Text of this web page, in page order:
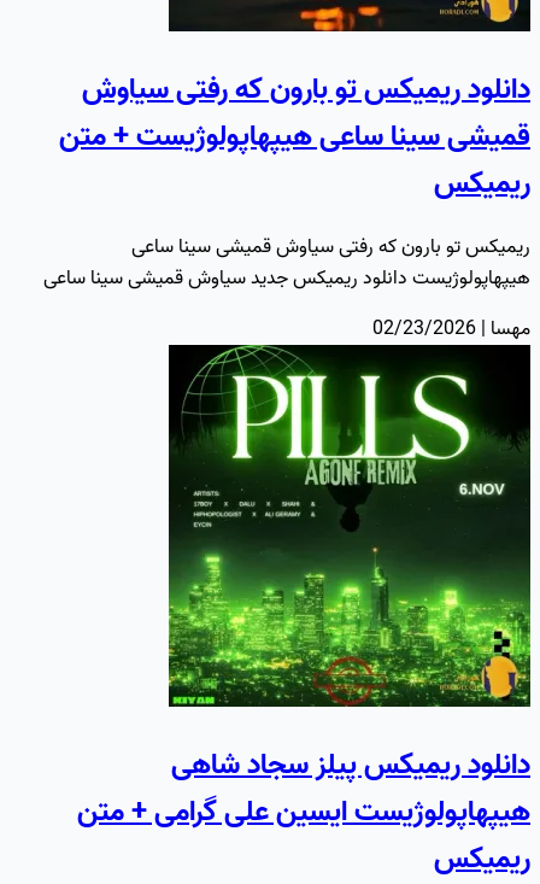
دانلود ریمیکس تو بارون که رفتی سیاوش
قمیشی سینا ساعی هیپهاپولوژیست + متن
ریمیکس
ریمیکس تو بارون که رفتی سیاوش قمیشی سینا ساعی
هیپهاپولوژیست دانلود ریمیکس جدید سیاوش قمیشی سینا ساعی
مهسا | 02/23/2026
دانلود ریمیکس پیلز سجاد شاهی
هیپهاپولوژیست ایسین علی گرامی + متن
ریمیکس